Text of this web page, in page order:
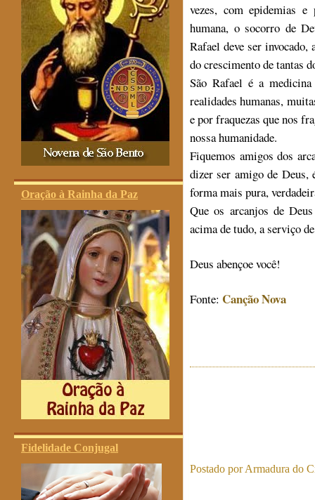
Oração à Rainha da Paz
Fidelidade Conjugal
vezes, com epidemias e
humana, o socorro de
Rafael deve ser invocado,
do crescimento de tantas
São Rafael é a
realidades humanas,
e por fraquezas que nos
nossa humanidade.
Fiquemos amigos dos
dizer ser amigo de
forma mais pura,
Que os arcanjos de
acima de tudo, a serviço
Deus abençoe você!
Fonte: Canção Nova
Postado porArmadura do